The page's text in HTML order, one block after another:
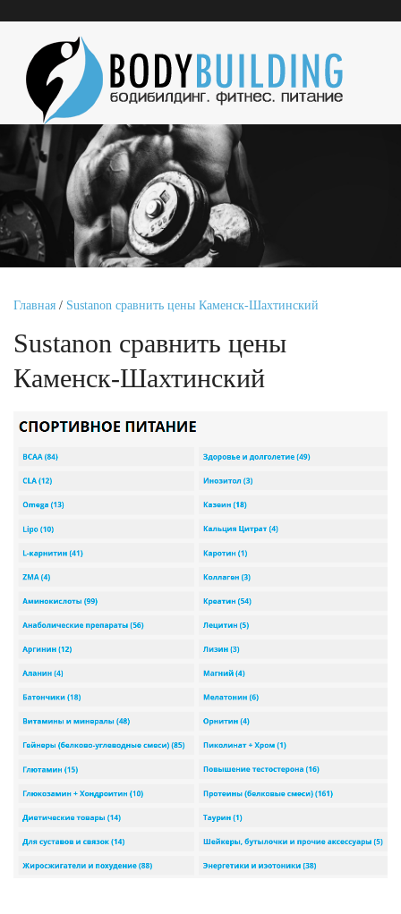
Главная / Sustanon сравнить цены Каменск-Шахтинский
Sustanon сравнить цены
Каменск-Шахтинский